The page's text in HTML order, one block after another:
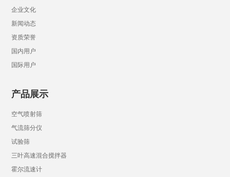
企业文化
新闻动态
资质荣誉
国内用户
国际用户
产品展示
空气喷射筛
气流筛分仪
试验筛
三叶高速混合搅拌器
霍尔流速计